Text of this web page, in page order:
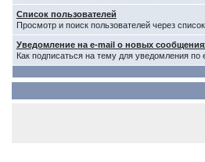
Список пользователей
Просмотр и поиск пользователей через
Уведомление на e-mail о новых
Как подписаться на тему для уведомления по